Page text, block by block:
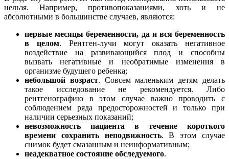
нельзя. Например, противопоказаниями, хоть и не
абсолютными в большинстве случаев, являются:
первые месяцы беременности, да и вся беременность
в целом. Рентген-лучи могут оказать негативное
воздействие на развивающийся плод и способны
вызвать негативные и необратимые изменения в
организме будущего ребенка;
небольшой возраст. Совсем маленьким детям делать
такое исследование не рекомендуется. Либо
рентгенографию в этом случае важно проводить с
соблюдением ряда предосторожностей и только при
наличии серьезных показаний;
невозможность пациента в течение короткого
времени сохранить неподвижность. В этом случае
снимок будет смазанным и неинформативным;
неадекватное состояние обследуемого.